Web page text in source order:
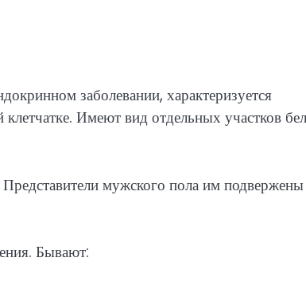
заболевании, характеризуется
Имеют вид отдельных участков
мужского пола им подвержены
Бывают: